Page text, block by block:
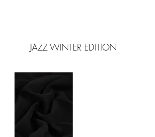
JAZZ WINTER EDITION